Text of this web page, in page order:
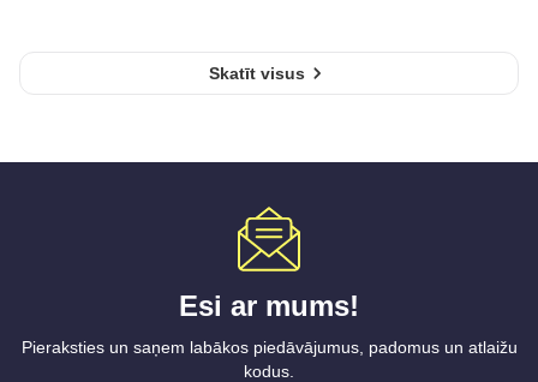
Skatīt visus
Esi ar mums!
Pieraksties un saņem labākos piedāvājumus, padomus un atlaižu
kodus.